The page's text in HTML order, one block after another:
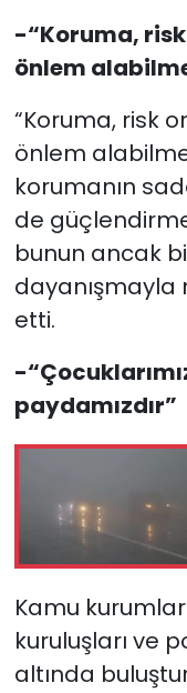
-“Koruma,
önlem
“Koruma, risk
önlem
korumanın
de
bunun ancak
dayanışmayla
etti.
-
paydamızdır”
Kamu
kuruluşları ve
altında